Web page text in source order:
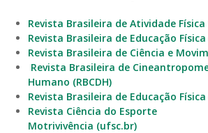
Revista Brasileira de Atividade Física
Revista Brasileira de Educação Física
Revista Brasileira de Ciência e
Revista Brasileira de
Humano (RBCDH)
Revista Brasileira de Educação
Revista Ciência do Esporte
Motrivivência (ufsc.br)